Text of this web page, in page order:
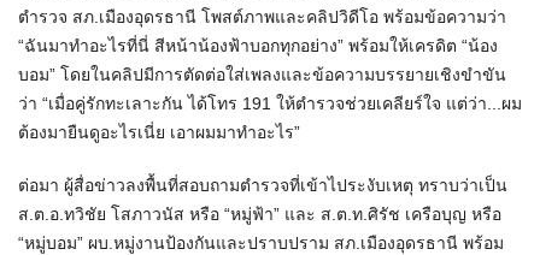
ตำรวจ สภ.เมืองอุดรธานี โพสต์ภาพและคลิปวิดีโอ พร้อมข้อความว่า
“ฉันมาทำอะไรที่นี่ สีหน้าน้องฟ้าบอกทุกอย่าง” พร้อมให้เครดิต “น้อง
บอม” โดยในคลิปมีการตัดต่อใส่เพลงและข้อความบรรยายเชิงขำขัน
ว่า “เมื่อคู่รักทะเลาะกัน ได้โทร 191 ให้ตำรวจช่วยเคลียร์ใจ แต่ว่า...ผม
ต้องมายืนดูอะไรเนี่ย เอาผมมาทำอะไร”
ต่อมา ผู้สื่อข่าวลงพื้นที่สอบถามตำรวจที่เข้าไประงับเหตุ ทราบว่าเป็น
ส.ต.อ.ทวิชัย โสภาวนัส หรือ “หมู่ฟ้า” และ ส.ต.ท.ศิรัช เครือบุญ หรือ
“หมู่บอม” ผบ.หมู่งานป้องกันและปราบปราม สภ.เมืองอุดรธานี พร้อม